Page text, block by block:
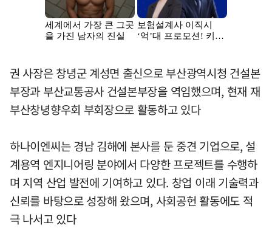
권 사장은 창녕군 계성면 출신으로 부산광역시청 건설본
부장과 부산교통공사 건설본부장을 역임했으며, 현재 재
부산창녕향우회 부회장으로 활동하고 있다
하나이엔씨는 경남 김해에 본사를 둔 중견 기업으로, 설
계용역 엔지니어링 분야에서 다양한 프로젝트를 수행하
며 지역 산업 발전에 기여하고 있다. 창업 이래 기술력과
신뢰를 바탕으로 성장해 왔으며, 사회공헌 활동에도 적
극 나서고 있다